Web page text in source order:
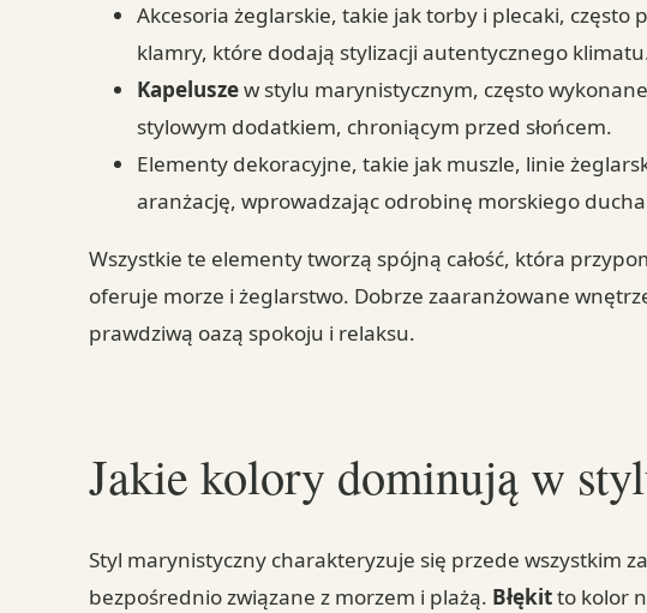
Akcesoria żeglarskie, takie jak torby i plecaki,
klamry, które dodają stylizacji autentycznego
Kapeluszew stylu marynistycznym, często
stylowym dodatkiem, chroniącym przed słońcem.
Elementy dekoracyjne, takie jak muszle, linie
aranżację, wprowadzając odrobinę morskiego
Wszystkie te elementy tworzą spójną całość, która
oferuje morze i żeglarstwo. Dobrze zaaranżowane
prawdziwą oazą spokoju i relaksu.
Jakie kolory dominują w
Styl marynistyczny charakteryzuje się przede wszystkim
bezpośrednio związane z morzem i plażą. Błękitto kolor